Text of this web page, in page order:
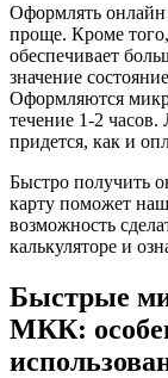
Оформлять онлайн
проще. Кроме того,
обеспечивает
значение
Оформляются
течение 1-2
придется, как и
Быстро получить
карту поможет
возможность
калькуляторе и
Быстрые
МКК: